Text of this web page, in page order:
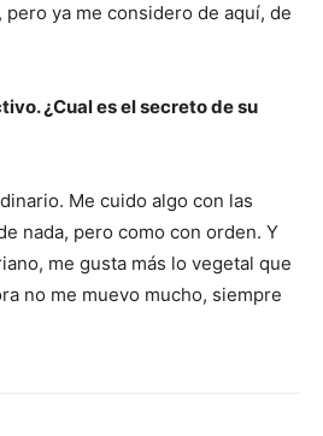
pero ya me considero de aquí, de
¿Cual es el secreto de su
Me cuido algo con las
nada, pero como con orden. Y
me gusta más lo vegetal que
no me muevo mucho, siempre